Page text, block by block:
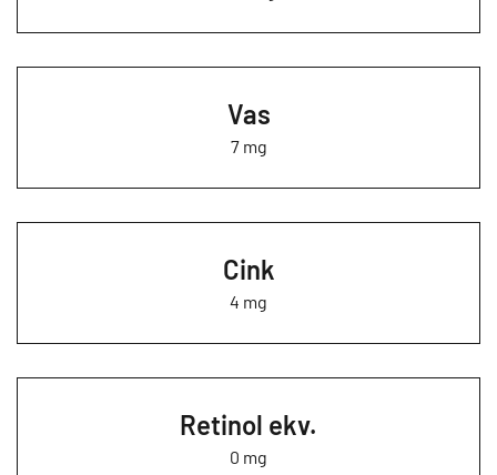
Vas
7 mg
Cink
4 mg
Retinol ekv.
0 mg